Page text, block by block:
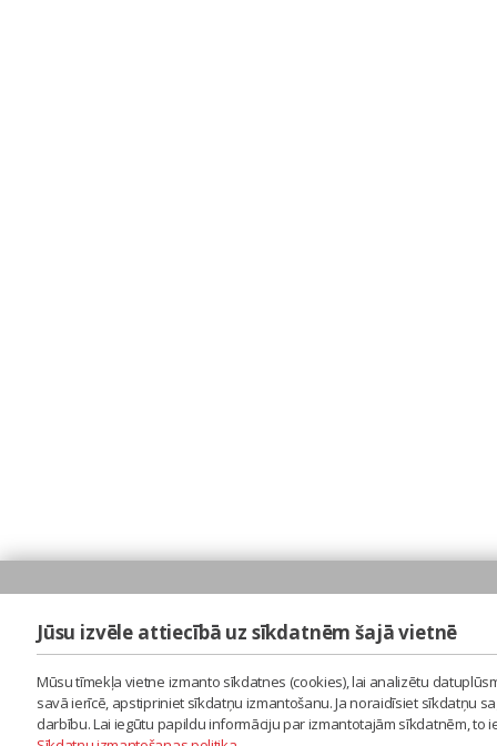
Jūsu izvēle attiecībā uz sīkdatnēm šajā vietnē
Mūsu tīmekļa vietne izmanto sīkdatnes (cookies), lai analizētu
savā ierīcē, apstipriniet sīkdatņu izmantošanu. Ja noraidīsiet sīkdatņu
darbību. Lai iegūtu papildu informāciju par izmantotajām sīkdatnēm,